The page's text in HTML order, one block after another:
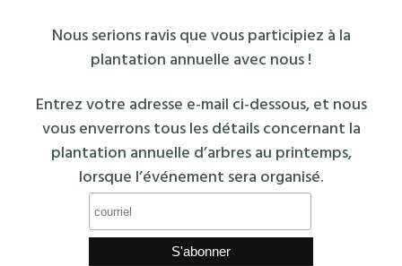
Nous serions ravis que vous participiez à la
plantation annuelle avec nous !
Entrez votre adresse e-mail ci-dessous, et nous
vous enverrons tous les détails concernant la
plantation annuelle d’arbres au printemps,
lorsque l’événement sera organisé.